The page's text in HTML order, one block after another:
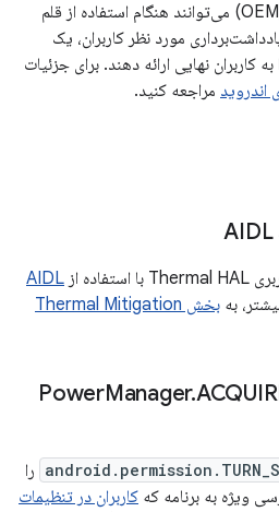
تولیدکنندگان اصلی تجهیزات (OEM) می‌توانند هنگام استفاده از قلم
مورد نظر کاربران، یک
نهایی ارائه دهند. برای جزئیات
مراجعه کنید.
AIDL
بهبخش Thermal Mitigation
Manager.
را
به برنامه کهکاربران در تنظیمات